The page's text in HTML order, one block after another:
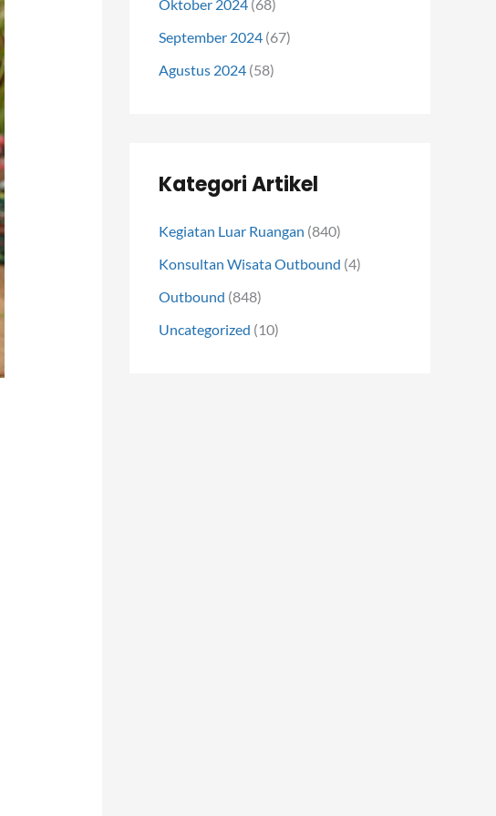
Oktober 2024 (68)
September 2024 (67)
Agustus 2024 (58)
Kategori Artikel
Kegiatan Luar Ruangan (840)
Konsultan Wisata Outbound (4)
Outbound (848)
Uncategorized (10)